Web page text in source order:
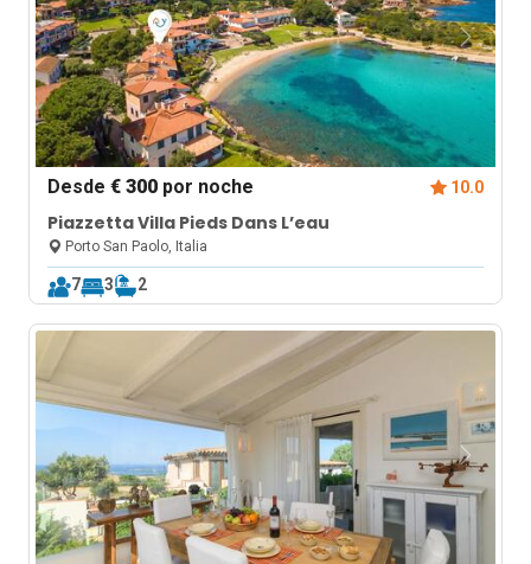
Desde€ 300 por noche 10.0
Piazzetta Villa Pieds Dans L’eau
Porto San Paolo, Italia
7 3 2